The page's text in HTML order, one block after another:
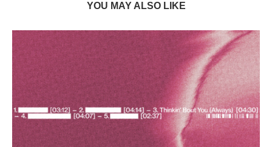
YOU MAY ALSO LIKE